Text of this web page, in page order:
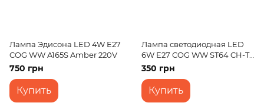
Лампа Эдисона LED 4W E27
COG WW A165S Amber 220V
750 грн
Купить
Лампа светодиодная LED
6W E27 COG WW ST64 CH-T
220V
350 грн
Купить